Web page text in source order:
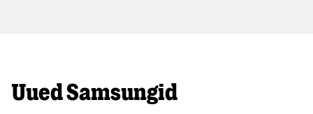
Uued Samsungid